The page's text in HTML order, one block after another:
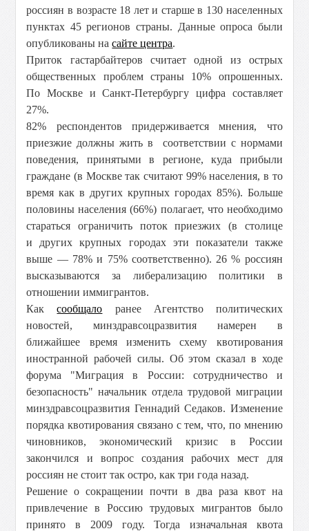
россиян в возрасте 18 лет и старше в 130 населенных
пунктах 45 регионов страны. Данные опроса были
опубликованы насайте центра.
Приток гастарбайтеров считает одной из острых
общественных проблем страны 10% опрошенных.
По Москве и Санкт-Петербургу цифра составляет
27%.
82% респондентов придерживается мнения, что
приезжие должны жить в соответствии с нормами
поведения, принятыми в регионе, куда прибыли
граждане (в Москве так считают 99% населения, в то
время как в других крупных городах 85%). Больше
половины населения (66%) полагает, что необходимо
стараться ограничить поток приезжих (в столице
и других крупных городах эти показатели также
выше — 78% и 75% соответственно). 26 % россиян
высказываются за либерализацию политики в
отношении иммигрантов.
Каксообщало ранее Агентство политических
новостей, минздравсоцразвития намерен в
ближайшее время изменить схему квотирования
иностранной рабочей силы. Об этом сказал в ходе
форума "Миграция в России: сотрудничество и
безопасность" начальник отдела трудовой миграции
минздравсоцразвития Геннадий Седаков. Изменение
порядка квотирования связано с тем, что, по мнению
чиновников, экономический кризис в России
закончился и вопрос создания рабочих мест для
россиян не стоит так остро, как три года назад.
Решение о сокращении почти в два раза квот на
привлечение в Россию трудовых мигрантов было
принято в 2009 году. Тогда изначальная квота